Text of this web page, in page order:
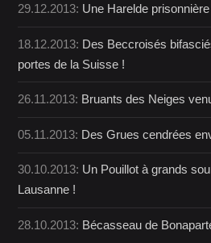
29.12.2013: Une Harelde
18.12.2013: Des Beccroisés
portes de la Suisse !
26.11.2013: Bruants des Neiges
05.11.2013: Des Grues cendrées
30.10.2013: Un Pouillot à grands
Lausanne !
28.10.2013: Bécasseau de